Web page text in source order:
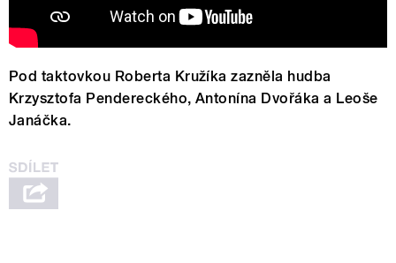
Pod taktovkou Roberta Kružíka zazněla hudba
Krzysztofa Pendereckého, Antonína Dvořáka a Leoše
Janáčka.